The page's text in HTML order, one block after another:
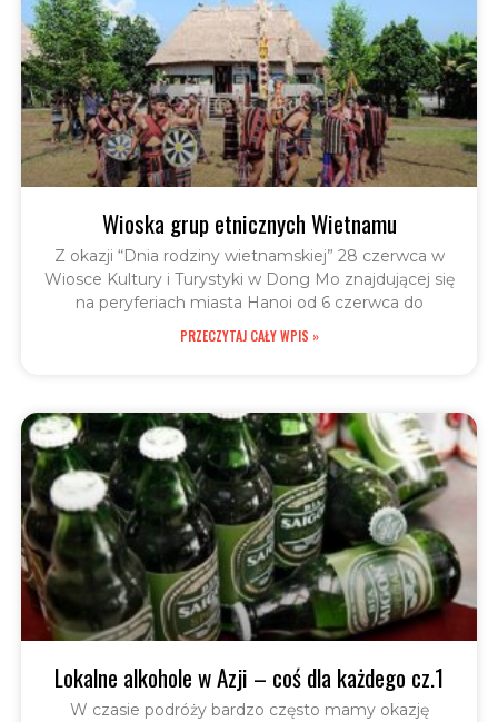
Wioska grup etnicznych Wietnamu
Z okazji “Dnia rodziny wietnamskiej” 28 czerwca w
Wiosce Kultury i Turystyki w Dong Mo znajdującej się
na peryferiach miasta Hanoi od 6 czerwca do
PRZECZYTAJ CAŁY WPIS »
Lokalne alkohole w Azji – coś dla każdego cz.1
W czasie podróży bardzo często mamy okazję